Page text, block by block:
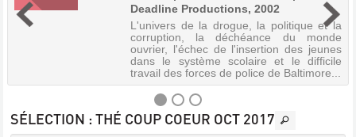
Deadline Productions, 2002
L'univers de la drogue, la politique et la
corruption, la déchéance du monde
ouvrier, l'échec de l'insertion des jeunes
dans le système scolaire et le difficile
travail des forces de police de Baltimore...
SÉLECTION : THÉ COUP COEUR OCT 2017